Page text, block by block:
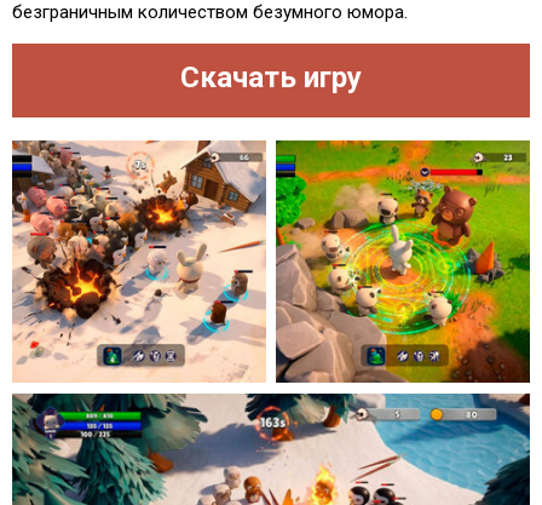
безграничным количеством безумного юмора.
Скачать игру